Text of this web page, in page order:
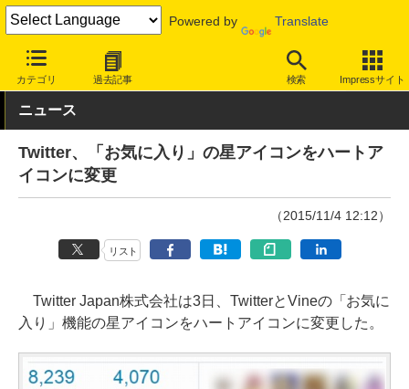
Powered by Translate
カテゴリ 過去記事 検索 Impressサイト
INTERNET Watch サービス/ソフト サービス
ニュース
Twitter、「お気に入り」の星アイコンをハートア
イコンに変更
（2015/11/4 12:12）
リスト
Twitter Japan株式会社は3日、TwitterとVineの「お気に
入り」機能の星アイコンをハートアイコンに変更した。